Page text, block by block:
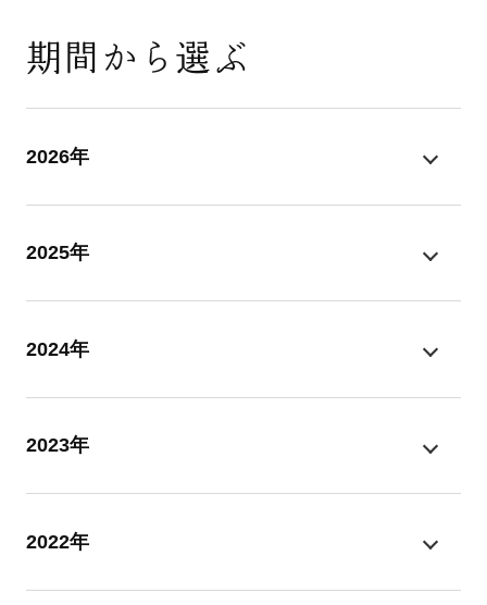
期間から選ぶ
2026年
2025年
2024年
2023年
2022年